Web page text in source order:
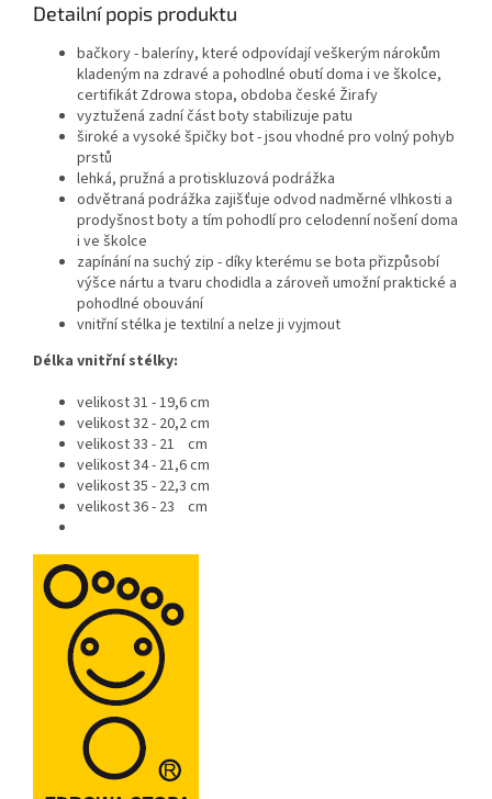
Detailní popis produktu
bačkory - baleríny, které odpovídají veškerým nárokům
kladeným na zdravé a pohodlné obutí doma i ve školce,
certifikát Zdrowa stopa, obdoba české Žirafy
vyztužená zadní část boty stabilizuje patu
široké a vysoké špičky bot - jsou vhodné pro volný pohyb
prstů
lehká, pružná a protiskluzová podrážka
odvětraná podrážka zajišťuje odvod nadměrné vlhkosti a
prodyšnost boty a tím pohodlí pro celodenní nošení doma
i ve školce
zapínání na suchý zip - díky kterému se bota přizpůsobí
výšce nártu a tvaru chodidla a zároveň umožní praktické a
pohodlné obouvání
vnitřní stélka je textilní a nelze ji vyjmout
Délka vnitřní stélky:
velikost 31 - 19,6 cm
velikost 32 - 20,2 cm
velikost 33 - 21 cm
velikost 34 - 21,6 cm
velikost 35 - 22,3 cm
velikost 36 - 23 cm